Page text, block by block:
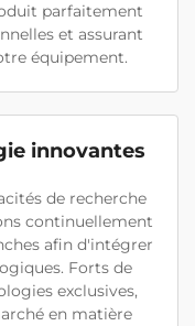
parfaitement
et assurant
équipement.
innovantes
de recherche
continuellement
afin d'intégrer
Forts de
exclusives,
en matière